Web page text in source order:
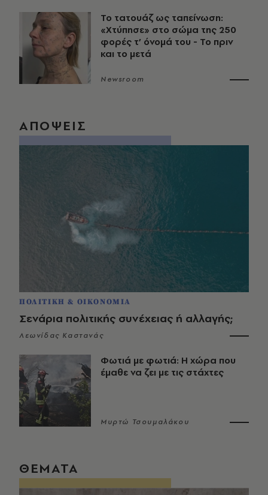
Το τατουάζ ως ταπείνωση:
«Χτύπησε» στο σώμα της 250
φορές τ’ όνομά του - Το πριν
και το μετά
Newsroom
ΑΠΟΨΕΙΣ
ΠΟΛΙΤΙΚΗ & ΟΙΚΟΝΟΜΙΑ
Σενάρια πολιτικής συνέχειας ή αλλαγής;
Λεωνίδας Καστανάς
Φωτιά με φωτιά: Η χώρα που
έμαθε να ζει με τις στάχτες
Μυρτώ Τσουμαλάκου
ΘΕΜΑΤΑ